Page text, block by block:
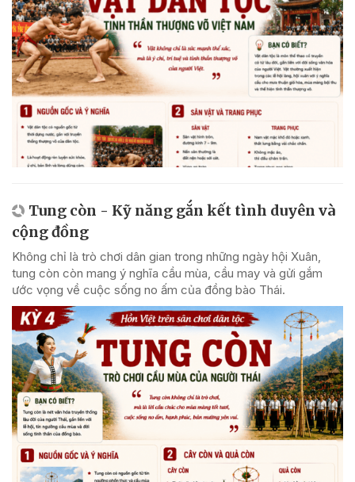
Tung còn - Kỹ năng gắn kết tình duyên và
cộng đồng
Không chỉ là trò chơi dân gian trong những ngày hội Xuân,
tung còn còn mang ý nghĩa cầu mùa, cầu may và gửi gắm
ước vọng về cuộc sống no ấm của đồng bào Thái.